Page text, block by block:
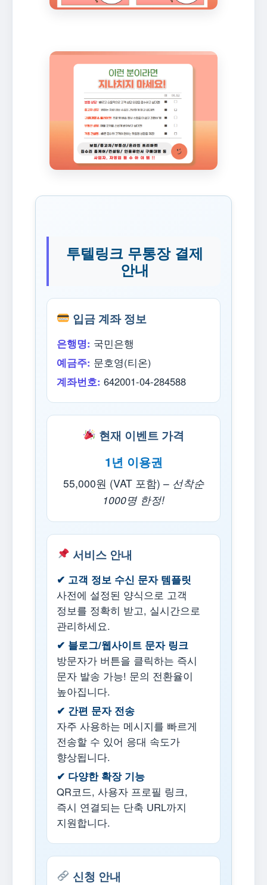
투텔링크 무통장 결제
안내
입금 계좌 정보
은행명: 국민은행
예금주: 문호영(티온)
계좌번호: 642001-04-284588
현재 이벤트 가격
1년 이용권
55,000원 (VAT 포함) – 선착순
1000명 한정!
서비스 안내
✔ 고객 정보 수신 문자 템플릿
사전에 설정된 양식으로 고객
정보를 정확히 받고, 실시간으로
관리하세요.
✔ 블로그/웹사이트 문자 링크
방문자가 버튼을 클릭하는 즉시
문자 발송 가능! 문의 전환율이
높아집니다.
✔ 간편 문자 전송
자주 사용하는 메시지를 빠르게
전송할 수 있어 응대 속도가
향상됩니다.
✔ 다양한 확장 기능
QR코드, 사용자 프로필 링크,
즉시 연결되는 단축 URL까지
지원합니다.
신청 안내